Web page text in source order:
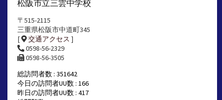
松阪市立三雲中学校
〒515-2115
三重県松阪市中道町345
[
交通アクセス ]
0598-56-2329
0598-56-3505
総訪問者数 : 351642
今日の訪問者UU数 : 166
昨日の訪問者UU数 : 417